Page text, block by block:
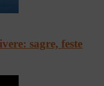
sagre, feste